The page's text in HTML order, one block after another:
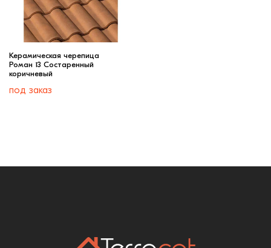
Керамическая черепица
Роман 13 Состаренный
коричневый
под заказ